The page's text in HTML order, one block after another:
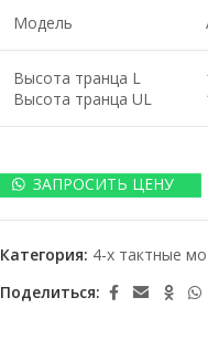
Модель
Высота транца L
Высота транца UL
ЗАПРОСИТЬ ЦЕНУ
Категория: 4-х тактные
Поделиться: